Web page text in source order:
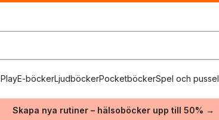
E-böckerLjudböckerPocketböckerSpel och pussel
Skapa nya rutiner – hälsoböcker upp till 50% →